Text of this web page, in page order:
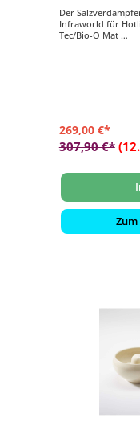
Der
Infraworld für
Tec/Bio-O Mat
269,00 €*
307,90 €*